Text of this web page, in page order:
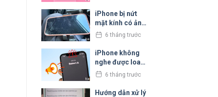
iPhone bị nứt
mặt kính có ảnh
hưởng đến cảm
6 tháng trước
iPhone không
nghe được loa
trong: Nguyên
nhân và cách xử
lý
6 tháng trước
Hướng dẫn xử lý